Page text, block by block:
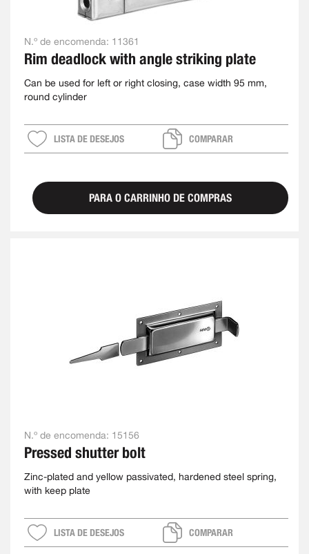
N.º de encomenda: 11361
Rim deadlock with angle striking plate
Can be used for left or right closing, case width 95 mm,
round cylinder
LISTA DE DESEJOS COMPARAR
PARA O CARRINHO DE COMPRAS
N.º de encomenda: 15156
Pressed shutter bolt
Zinc-plated and yellow passivated, hardened steel spring,
with keep plate
LISTA DE DESEJOS COMPARAR